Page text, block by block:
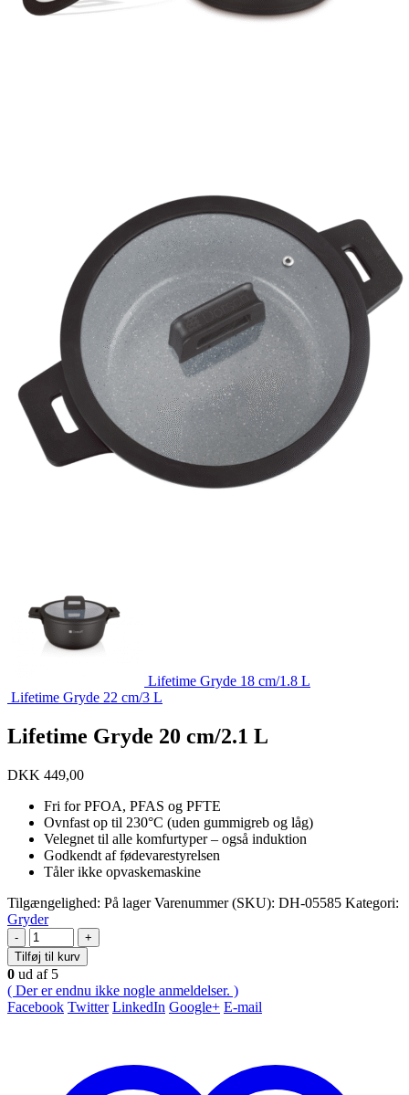
Lifetime Gryde 18 cm/1.8 L
Lifetime Gryde 22 cm/3 L
Lifetime Gryde 20 cm/2.1 L
DKK 449,00
Fri for PFOA, PFAS og PFTE
Ovnfast op til 230°C (uden gummigreb og låg)
Velegnet til alle komfurtyper – også induktion
Godkendt af fødevarestyrelsen
Tåler ikke opvaskemaskine
Tilgængelighed: På lager Varenummer (SKU): DH-05585 Kategori:
Gryder
-
+
Tilføj til kurv
0 ud af 5
( Der er endnu ikke nogle anmeldelser. )
Facebook Twitter LinkedIn Google+ E-mail